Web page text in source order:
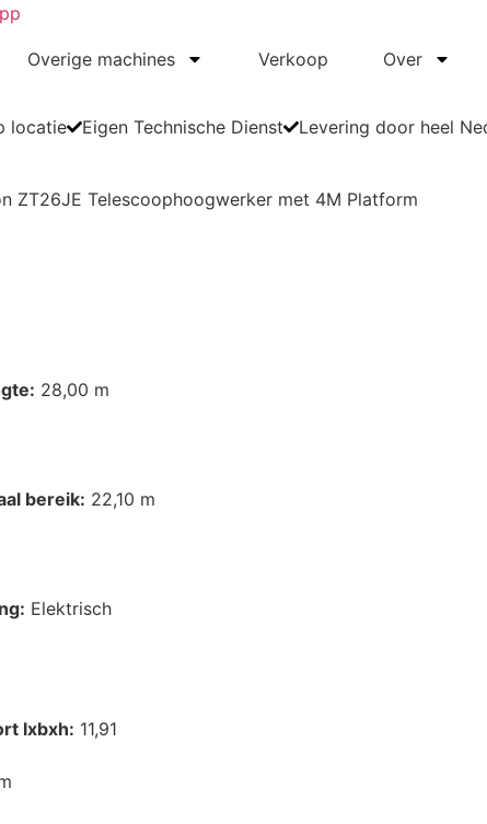
Overige machines Verkoop Over
locatie Eigen Technische Dienst Levering door heel
ZT26JE Telescoophoogwerker met 4M Platform
28,00 m
bereik: 22,10 m
Elektrisch
lxbxh: 11,91